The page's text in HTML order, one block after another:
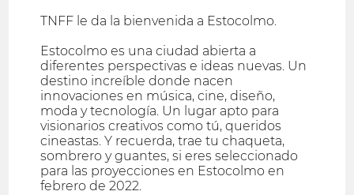
TNFF le da la bienvenida a Estocolmo.
Estocolmo es una ciudad abierta a
diferentes perspectivas e ideas nuevas. Un
destino increíble donde nacen
innovaciones en música, cine, diseño,
moda y tecnología. Un lugar apto para
visionarios creativos como tú, queridos
cineastas. Y recuerda, trae tu chaqueta,
sombrero y guantes, si eres seleccionado
para las proyecciones en Estocolmo en
febrero de 2022.